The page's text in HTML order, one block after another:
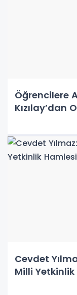
Öğrencilere
Kızılay’dan
Cevdet
Milli